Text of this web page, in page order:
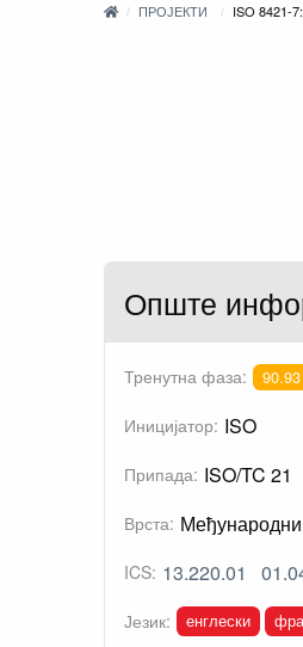
ПРОЈЕКТИ ISO 8421-
Опште
Тренутна фаза: 90.93
Иницијатор: ISO
Припада: ISO/TC 21
Врста:
ICS: 13.220.01
Језик: енглески